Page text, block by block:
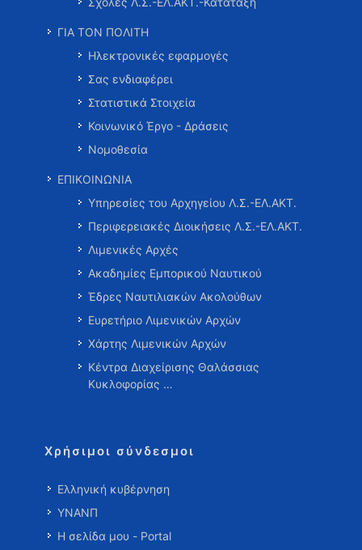
ΓΙΑ ΤΟΝ ΠΟΛΙΤΗ
Ηλεκτρονικές εφαρμογές
Σας ενδιαφέρει
Στατιστικά Στοιχεία
Κοινωνικό Έργο - Δράσεις
Νομοθεσία
ΕΠΙΚΟΙΝΩΝΙΑ
Υπηρεσίες του Αρχηγείου Λ.Σ.-ΕΛ.ΑΚΤ.
Περιφερειακές Διοικήσεις Λ.Σ.-ΕΛ.ΑΚΤ.
Λιμενικές Αρχές
Ακαδημίες Εμπορικού Ναυτικού
Έδρες Ναυτιλιακών Ακολούθων
Ευρετήριο Λιμενικών Αρχών
Χάρτης Λιμενικών Αρχών
Κέντρα Διαχείρισης Θαλάσσιας
Κυκλοφορίας …
Χρήσιμοι σύνδεσμοι
Ελληνική κυβέρνηση
ΥΝΑΝΠ
Η σελίδα μου - Portal